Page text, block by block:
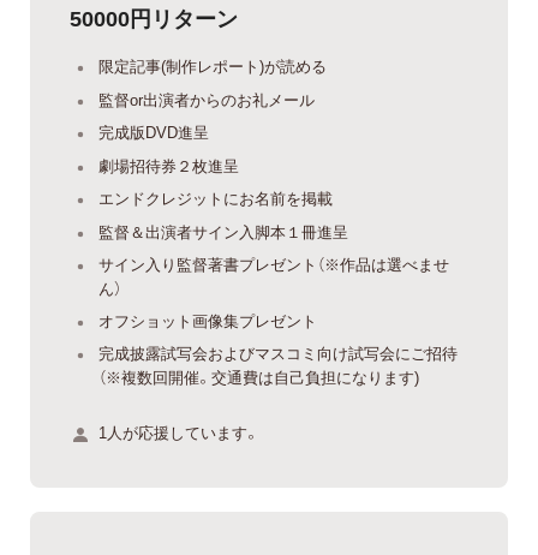
50000円リターン
限定記事(制作レポート)が読める
監督or出演者からのお礼メール
完成版DVD進呈
劇場招待券２枚進呈
エンドクレジットにお名前を掲載
監督＆出演者サイン入脚本１冊進呈
サイン入り監督著書プレゼント（※作品は選べませ
ん）
オフショット画像集プレゼント
完成披露試写会およびマスコミ向け試写会にご招待
（※複数回開催。交通費は自己負担になります)
1人が応援しています。